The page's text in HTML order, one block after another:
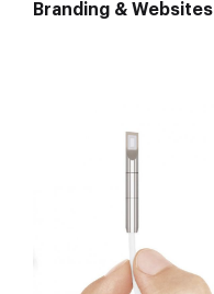
Branding & Websites